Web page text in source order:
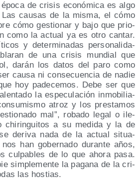
de cri­sis eco­nó­mi­ca es algo
cau­sas de la mis­ma, el cómo
cómo ges­tio­nar y bajo que prio­
como la actual ya es otro can­tar.
y deter­mi­na­das per­so­na­li­da­
de una cri­sis mun­dial que
darán los datos del paro como
cau­sa ni con­se­cuen­cia de nadie
hoy pade­ce­mos. Debe ser que
la espe­cu­la­ción inmo­bi­lia­
atroz y los pres­ta­mos
mal”, roba­do legal o ile­
chi­rin­gui­tos a su medi­da y la de
deri­va nada de la actual situa­
han gober­na­do duran­te años,
cul­pa­bles de lo que aho­ra pasa.
sim­ple­men­te la paga­na de la cri­
las hostias.